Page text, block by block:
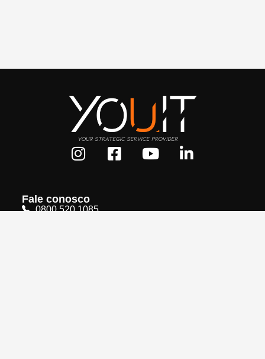
Fale conosco
0800 520 1085